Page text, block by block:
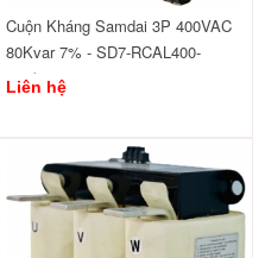
Cuộn Kháng Samdai 3P 400VAC
80Kvar 7% - SD7-RCAL400-
440/80
Liên hệ